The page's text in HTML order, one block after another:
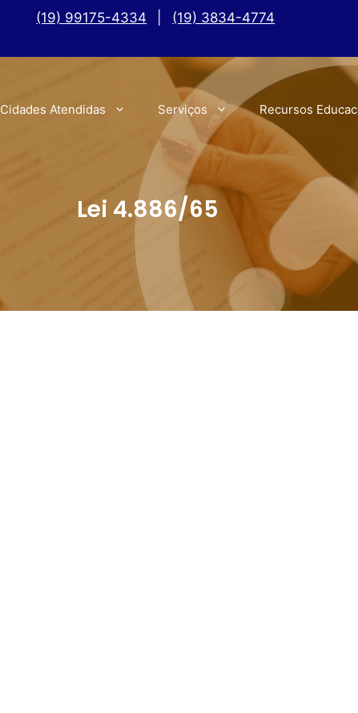
(19) 99175-4334 (19) 3834-4774
Cidades Atendidas Serviços Recursos
Lei 4.886/65